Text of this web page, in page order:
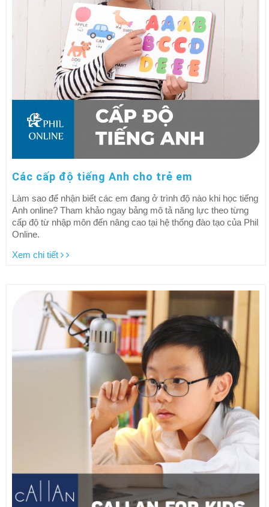
Các cấp độ tiếng Anh cho trẻ em
Làm sao để nhận biết các em đang ở trình độ nào khi học tiếng
Anh online? Tham khảo ngay bảng mô tả năng lực theo từng
cấp độ từ nhập môn đến nâng cao tại hệ thống đào tạo của Phil
Online.
Xem chi tiết